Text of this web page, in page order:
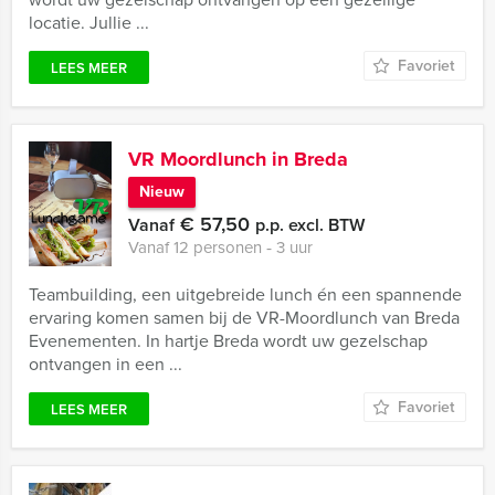
locatie. Jullie ...
LEES MEER Favoriet
VR Moordlunch in Breda
Nieuw
Vanaf€ 57,50 p.p. excl. BTW
Vanaf 12 personen ‐ 3 uur
Teambuilding, een uitgebreide lunch én een spannende
ervaring komen samen bij de VR-Moordlunch van Breda
Evenementen. In hartje Breda wordt uw gezelschap
ontvangen in een ...
LEES MEER Favoriet